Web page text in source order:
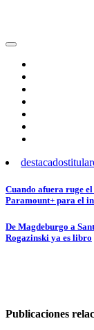
destacados
Navegación
de
entradas
Cuando afuera ruge
Paramount+ para el
De Magdeburgo a
Rogazinski ya es libro
Publicaciones